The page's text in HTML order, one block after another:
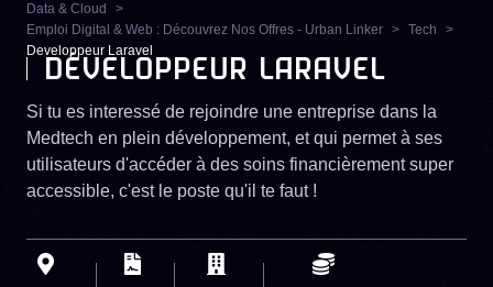
Data & Cloud
Emploi Digital & Web : Découvrez Nos Offres - Urban Linker
Tech
Developpeur Laravel
DÉVELOPPEUR LARAVEL
Si tu es interessé de rejoindre une entreprise dans la
Medtech en plein développement, et qui permet à ses
utilisateurs d'accéder à des soins financièrement super
accessible, c'est le poste qu'il te faut !